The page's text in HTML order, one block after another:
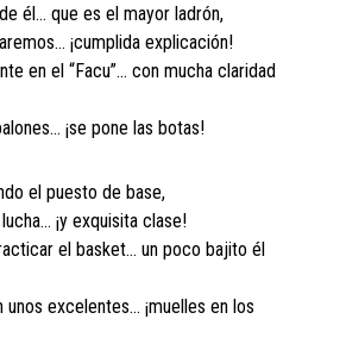
él… que es el mayor ladrón,
¡cumplida explicación!
en el “Facu”… con mucha claridad
¡se pone las botas!
el puesto de base,
¡y exquisita clase!
el basket… un poco bajito él
excelentes… ¡muelles en los